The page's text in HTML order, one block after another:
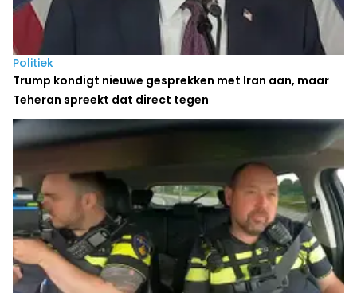
Politiek
Trump kondigt nieuwe gesprekken met Iran aan, maar
Teheran spreekt dat direct tegen